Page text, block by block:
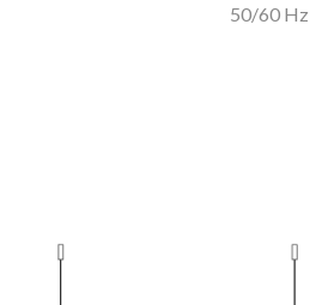
50/60 Hz